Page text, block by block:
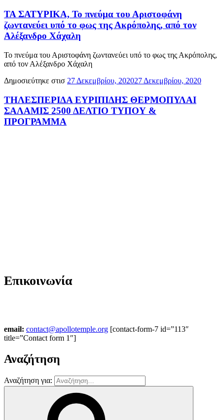
ΤΑ ΣΑΤΥΡΙΚΑ, Το πνεύμα του Αριστοφάνη
ζωντανεύει υπό το φως της Ακρόπολης, από τον
Αλέξανδρο Χάχαλη
Το πνεύμα του Αριστοφάνη ζωντανεύει υπό το φως της Ακρόπολης,
από τον Αλέξανδρο Χάχαλη
Δημοσιεύτηκε στισ 27 Δεκεμβρίου, 202027 Δεκεμβρίου, 2020
ΤΗΛΕΣΠΕΡΙΔΑ ΕΥΡΙΠΙΔΗΣ ΘΕΡΜΟΠΥΛΑΙ
ΣΑΛΑΜΙΣ 2500 ΔΕΛΤΙΟ ΤΥΠΟΥ &
ΠΡΟΓΡΑΜΜΑ
Επικοινωνία
email: contact@apollotemple.org [contact-form-7 id=”113″
title=”Contact form 1″]
Αναζήτηση
Αναζήτηση για: